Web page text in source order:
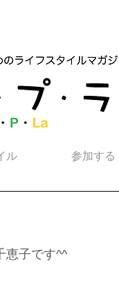
ル 参加する
恵子です^^